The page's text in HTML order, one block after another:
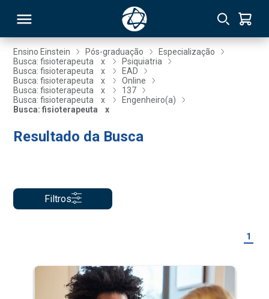
Ensino Einstein Pós-graduação
Especialização
Busca: fisioterapeuta
x
Psiquiatria
Busca: fisioterapeuta
x
EAD
Busca: fisioterapeuta
x
Online
Busca: fisioterapeuta
x
137
Busca: fisioterapeuta
x
Engenheiro(a)
Busca: fisioterapeuta
x
Resultado da Busca
Filtros
1